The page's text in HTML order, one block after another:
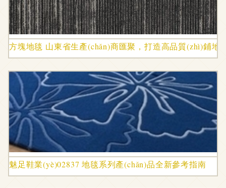
方塊地毯 山東省生產(chǎn)商匯聚，打造高品質(zhì)鋪地
魅足鞋業(yè)02837 地毯系列產(chǎn)品全新參考指南